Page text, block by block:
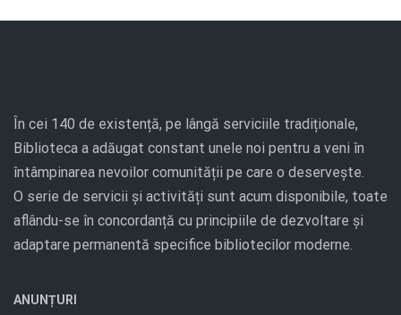
În cei 140 de existență, pe lângă serviciile tradiționale,
Biblioteca a adăugat constant unele noi pentru a veni în
întâmpinarea nevoilor comunității pe care o deservește.
O serie de servicii și activități sunt acum disponibile, toate
aflându-se în concordanță cu principiile de dezvoltare și
adaptare permanentă specifice bibliotecilor moderne.
ANUNȚURI